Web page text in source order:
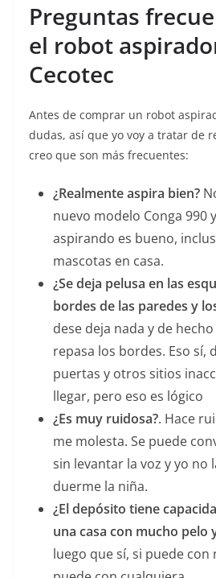
Preguntas
el robot
Cecotec
Antes de comprar un robot
dudas, así que yo voy a tratar de
creo que son más frecuentes:
¿Realmente aspira bien?
nuevo modelo Conga 990
aspirando es bueno,
mascotas en casa.
¿Se deja pelusa en las
bordes de las paredes y
dese deja nada y de
repasa los bordes. Eso sí,
puertas y otros sitios
llegar, pero eso es lógico
¿Es muy ruidosa?. Hace
me molesta. Se puede
sin levantar la voz y yo no
duerme la niña.
¿El depósito tiene
una casa con mucho pelo
luego que sí, si puede con